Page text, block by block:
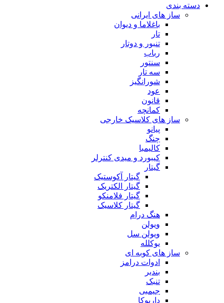
دسته بندی
ساز های ایرانی
باغلاما و دیوان
تار
تنبور و دوتار
رباب
سنتور
سه تار
شورانگیز
عود
قانون
کمانچه
ساز های کلاسیک خارجی
پیانو
چنگ
کالیمبا
کیبورد و میدی کنترلر
گیتار
گیتار آکوستیک
گیتار الکتریک
گیتار فلامنکو
گیتار کلاسیک
هنگ درام
ویولن
ویولن سل
یوکلله
ساز های کوبه ای
ادوات درامز
بندیر
تنبک
جیمبی
داربوکا